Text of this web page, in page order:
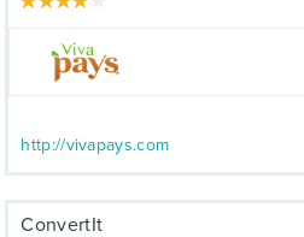
http://vivapays.com
ConvertIt